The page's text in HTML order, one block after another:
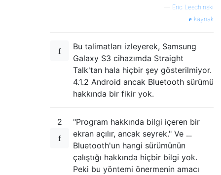
— Eric Leschinski
kaynak
Bu talimatları izleyerek, Samsung
Galaxy S3 cihazımda Straight
Talk'tan hala hiçbir şey gösterilmiyor.
4.1.2 Android ancak Bluetooth sürümü
hakkında bir fikir yok.
2
"Program hakkında bilgi içeren bir
ekran açılır, ancak seyrek." Ve ...
Bluetooth'un hangi sürümünün
çalıştığı hakkında hiçbir bilgi yok.
Peki bu yöntemi önermenin amacı